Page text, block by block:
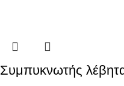
Συμπυκνωτής